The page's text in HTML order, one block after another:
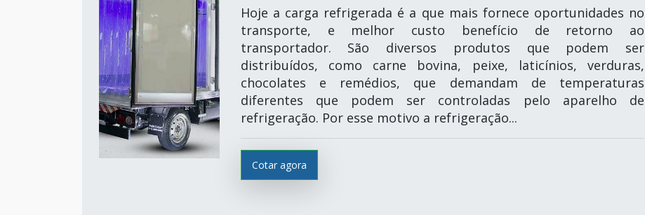
Hoje a carga refrigerada é a que mais fornece oportunidades no
transporte, e melhor custo benefício de retorno ao
transportador. São diversos produtos que podem ser
distribuídos, como carne bovina, peixe, laticínios, verduras,
chocolates e remédios, que demandam de temperaturas
diferentes que podem ser controladas pelo aparelho de
refrigeração. Por esse motivo a refrigeração...
Cotar agora